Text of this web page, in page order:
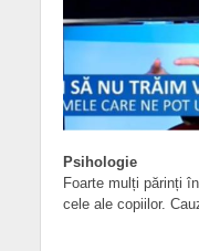
Psihologie
Foarte mulți părinți
cele ale copiilor.